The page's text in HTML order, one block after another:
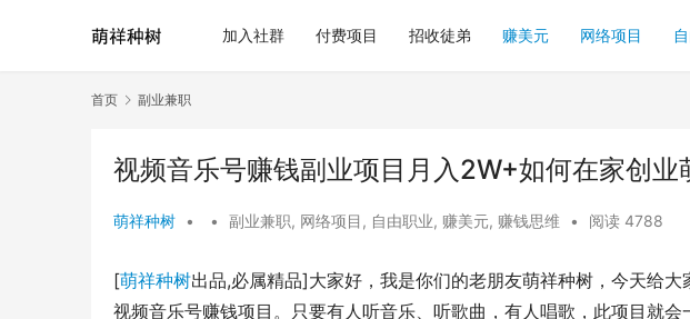
加入社群 付费项目 招收徒弟 赚美元 网络项目
首页 副业兼职
视频音乐号赚钱副业项目月入2W+如何在家创业
萌祥种树 • • 副业兼职, 网络项目 , 自由职业, 赚美元, 赚钱思维 • 阅读 4788
[萌祥种树出品,必属精品]大家好，我是你们的老朋友萌祥种树，今天给
视频音乐号赚钱项目。只要有人听音乐、听歌曲，有人唱歌，此项目就